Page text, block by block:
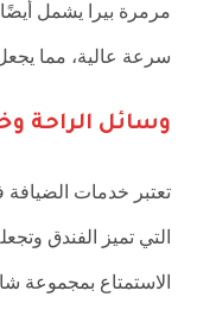
مرمرة بيرا يشمل
سرعة عالية، مما
وسائل الراحة
تعتبر خدمات الضيافة
التي تميز الفندق
الاستمتاع بمجموعة